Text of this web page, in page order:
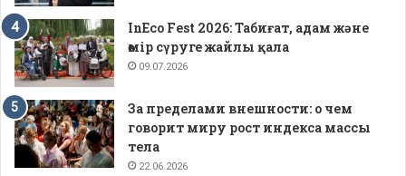
InEco Fest 2026: Табиғат, адам және
өмір сүруге жайлы қала
09.07.2026
За пределами внешности: о чем
говорит миру рост индекса массы
тела
22.06.2026